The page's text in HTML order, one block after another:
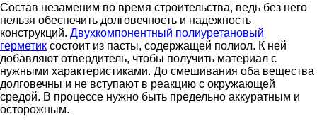
Состав незаменим во время строительства, ведь без него
нельзя обеспечить долговечность и надежность
конструкций. Двухкомпонентный полиуретановый
герметик состоит из пасты, содержащей полиол. К ней
добавляют отвердитель, чтобы получить материал с
нужными характеристиками. До смешивания оба вещества
долговечны и не вступают в реакцию с окружающей
средой. В процессе нужно быть предельно аккуратным и
осторожным.